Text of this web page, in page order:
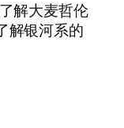
解大麦哲伦
解银河系的